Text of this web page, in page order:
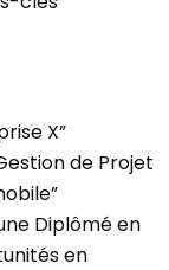
X”
de Projet
Diplômé en
en